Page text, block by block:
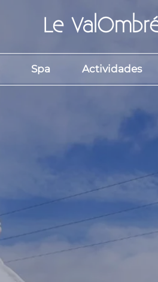
Le
Spa Actividades